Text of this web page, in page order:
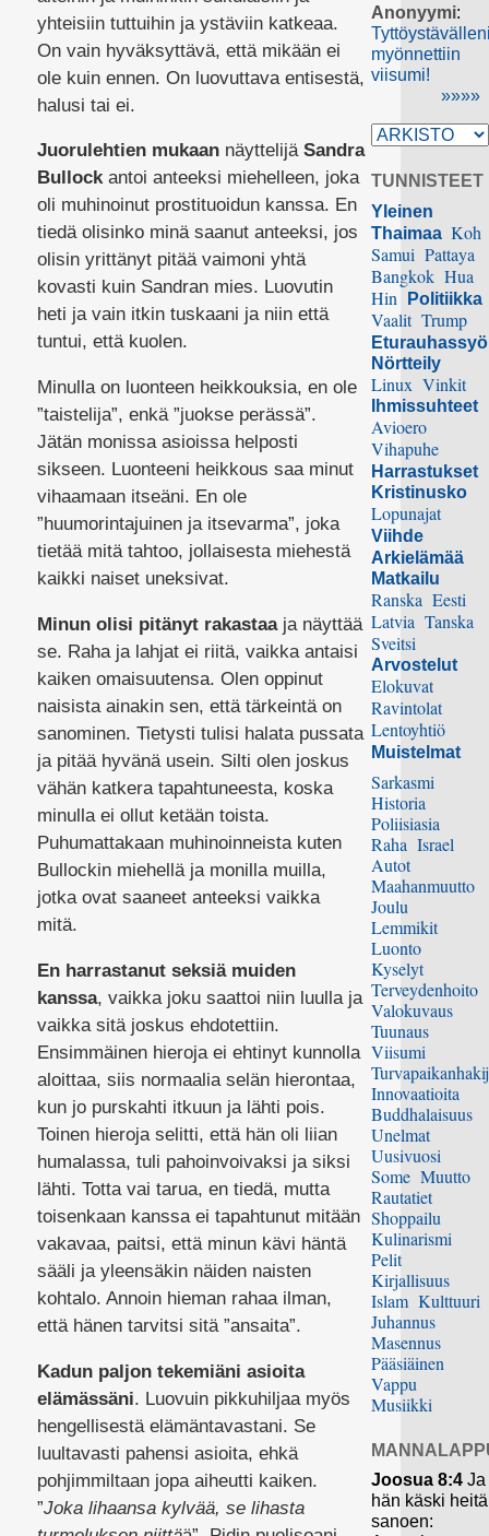
yhteisiin tuttuihin ja ystäviin katkeaa.
On vain hyväksyttävä, että mikään ei
ole kuin ennen. On luovuttava entisestä,
halusi tai ei.
Juorulehtien mukaannäyttelijä Sandra
Bullockantoi anteeksi miehelleen, joka
oli muhinoinut prostituoidun kanssa. En
tiedä olisinko minä saanut anteeksi, jos
olisin yrittänyt pitää vaimoni yhtä
kovasti kuin Sandran mies. Luovutin
heti ja vain itkin tuskaani ja niin että
tuntui, että kuolen.
Minulla on luonteen heikkouksia, en ole
”taistelija”, enkä ”juokse perässä”.
Jätän monissa asioissa helposti
sikseen. Luonteeni heikkous saa minut
vihaamaan itseäni. En ole
”huumorintajuinen ja itsevarma”, joka
tietää mitä tahtoo, jollaisesta miehestä
kaikki naiset uneksivat.
Minun olisi pitänyt rakastaaja näyttää
se. Raha ja lahjat ei riitä, vaikka antaisi
kaiken omaisuutensa. Olen oppinut
naisista ainakin sen, että tärkeintä on
sanominen. Tietysti tulisi halata pussata
ja pitää hyvänä usein. Silti olen joskus
vähän katkera tapahtuneesta, koska
minulla ei ollut ketään toista.
Puhumattakaan muhinoinneista kuten
Bullockin miehellä ja monilla muilla,
jotka ovat saaneet anteeksi vaikka
mitä.
En harrastanut seksiä muiden
kanssa, vaikka joku saattoi niin luulla ja
vaikka sitä joskus ehdotettiin.
Ensimmäinen hieroja ei ehtinyt kunnolla
aloittaa, siis normaalia selän hierontaa,
kun jo purskahti itkuun ja lähti pois.
Toinen hieroja selitti, että hän oli liian
humalassa, tuli pahoinvoivaksi ja siksi
lähti. Totta vai tarua, en tiedä, mutta
toisenkaan kanssa ei tapahtunut mitään
vakavaa, paitsi, että minun kävi häntä
sääli ja yleensäkin näiden naisten
kohtalo. Annoin hieman rahaa ilman,
että hänen tarvitsi sitä ”ansaita”.
Kadun paljon tekemiäni asioita
elämässäni. Luovuin pikkuhiljaa myös
hengellisestä elämäntavastani. Se
luultavasti pahensi asioita, ehkä
pohjimmiltaan jopa aiheutti kaiken.
”Joka lihaansa kylvää, se lihasta
Anonyymi:
myönnettiin
viisumi!
»»»»
TUNNISTEET
Yleinen
Thaimaa Koh
Samui Pattaya
Bangkok Hua
Hin
Politiikka
Vaalit Trump
Nörtteily
Linux Vinkit
Ihmissuhteet
Avioero
Vihapuhe
Harrastukset
Kristinusko
Lopunajat
Viihde
Arkielämää
Matkailu
Ranska Eesti
Latvia Tanska
Sveitsi
Arvostelut
Elokuvat
Ravintolat
Lentoyhtiö
Muistelmat
Sarkasmi
Historia
Poliisiasia
Raha Israel
Autot
Maahanmuutto
Joulu
Lemmikit
Luonto
Kyselyt
Terveydenhoito
Valokuvaus
Tuunaus
Viisumi
Innovaatioita
Buddhalaisuus
Unelmat
Uusivuosi
Some Muutto
Rautatiet
Shoppailu
Kulinarismi
Pelit
Kirjallisuus
Islam Kulttuuri
Juhannus
Masennus
Pääsiäinen
Vappu
Musiikki
Joosua 8:4 Ja
hän käski heitä
sanoen: